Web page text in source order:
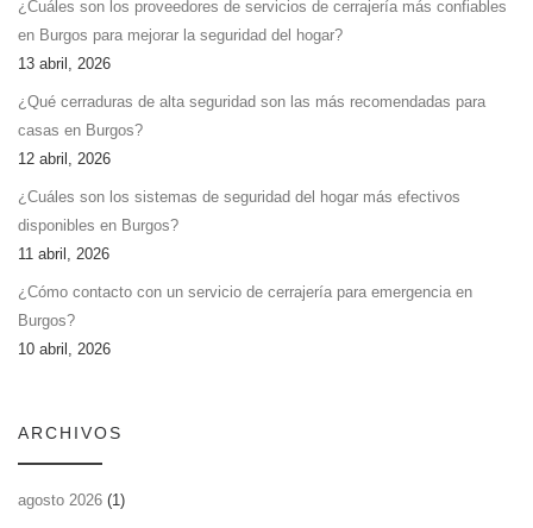
¿Cuáles son los proveedores de servicios de cerrajería más confiables
en Burgos para mejorar la seguridad del hogar?
13 abril, 2026
¿Qué cerraduras de alta seguridad son las más recomendadas para
casas en Burgos?
12 abril, 2026
¿Cuáles son los sistemas de seguridad del hogar más efectivos
disponibles en Burgos?
11 abril, 2026
¿Cómo contacto con un servicio de cerrajería para emergencia en
Burgos?
10 abril, 2026
ARCHIVOS
agosto 2026 (1)